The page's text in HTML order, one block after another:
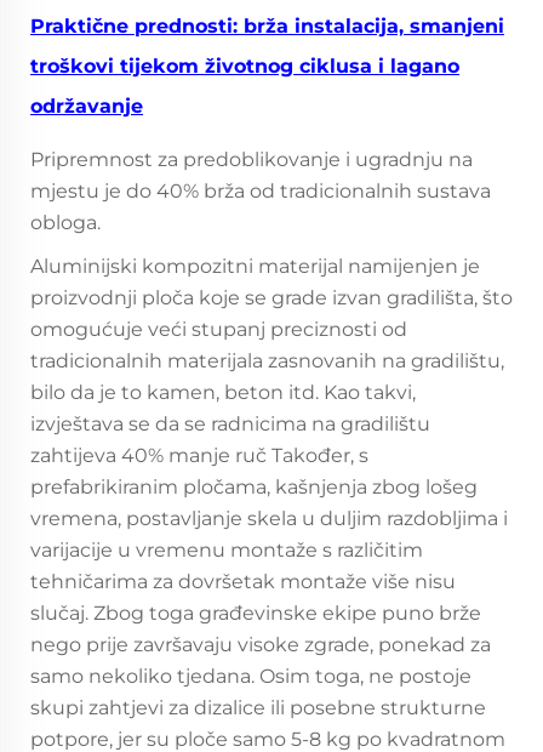
Praktične prednosti: brža instalacija, smanjeni
troškovi tijekom životnog ciklusa i lagano
održavanje
Pripremnost za predoblikovanje i ugradnju na
mjestu je do 40% brža od tradicionalnih sustava
obloga.
Aluminijski kompozitni materijal namijenjen je
proizvodnji ploča koje se grade izvan gradilišta, što
omogućuje veći stupanj preciznosti od
tradicionalnih materijala zasnovanih na gradilištu,
bilo da je to kamen, beton itd. Kao takvi,
izvještava se da se radnicima na gradilištu
zahtijeva 40% manje ruč Također, s
prefabrikiranim pločama, kašnjenja zbog lošeg
vremena, postavljanje skela u duljim razdobljima i
varijacije u vremenu montaže s različitim
tehničarima za dovršetak montaže više nisu
slučaj. Zbog toga građevinske ekipe puno brže
nego prije završavaju visoke zgrade, ponekad za
samo nekoliko tjedana. Osim toga, ne postoje
skupi zahtjevi za dizalice ili posebne strukturne
potpore, jer su ploče samo 5-8 kg po kvadratnom